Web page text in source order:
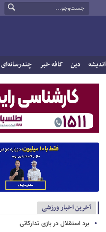
اندیشه دین کافه خبر چندرسانه‌ای
آخرین اخبار ورزشی
برد استقلال در بازی تدارکاتی